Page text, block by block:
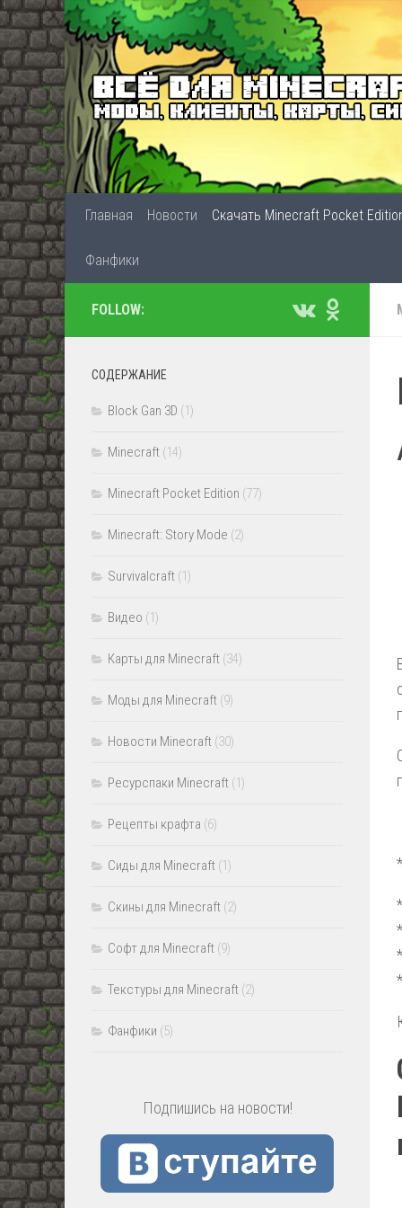
Главная Новости Скачать Minecraft Pocket
Фанфики
FOLLOW:
СОДЕРЖАНИЕ
Block Gan 3D (1)
Minecraft (14)
Minecraft Pocket Edition (77)
Minecraft: Story Mode (2)
Survivalcraft (1)
Видео (1)
Карты для Minecraft (34)
Моды для Minecraft (9)
Новости Minecraft (30)
Ресурспаки Minecraft (1)
Рецепты крафта (6)
Сиды для Minecraft (1)
Скины для Minecraft (2)
Софт для Minecraft (9)
Текстуры для Minecraft (2)
Фанфики (5)
Подпишись на новости!